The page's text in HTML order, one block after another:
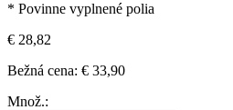
* Povinne vyplnené polia
€ 28,82
Bežná cena: € 33,90
Množ.: